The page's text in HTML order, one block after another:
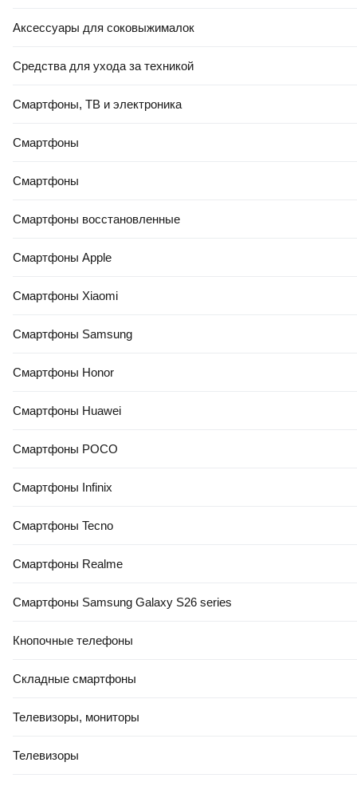
Аксессуары для соковыжималок
Средства для ухода за техникой
Смартфоны, ТВ и электроника
Смартфоны
Смартфоны
Смартфоны восстановленные
Смартфоны Apple
Смартфоны Xiaomi
Смартфоны Samsung
Смартфоны Honor
Смартфоны Huawei
Смартфоны POCO
Смартфоны Infinix
Смартфоны Tecno
Смартфоны Realme
Смартфоны Samsung Galaxy S26 series
Кнопочные телефоны
Складные смартфоны
Телевизоры, мониторы
Телевизоры